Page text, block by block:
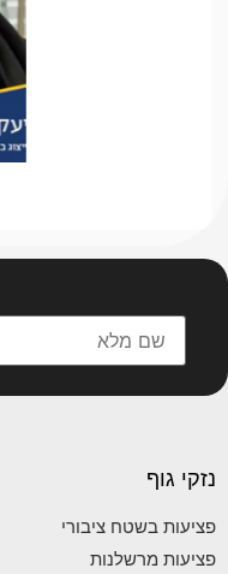
נזקי גוף
פציעות בשטח ציבורי
פציעות מרשלנות